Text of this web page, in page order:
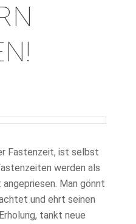
Fastenzeit, ist selbst
werden als
Man gönnt
und ehrt seinen
tankt neue